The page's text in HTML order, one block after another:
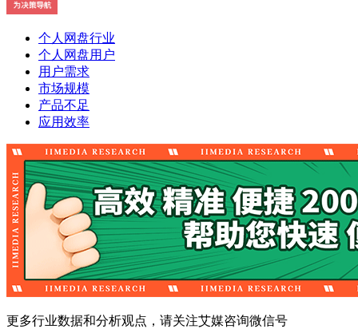
个人网盘行业
个人网盘用户
用户需求
市场规模
产品不足
应用效率
更多行业数据和分析观点，请关注艾媒咨询微信号